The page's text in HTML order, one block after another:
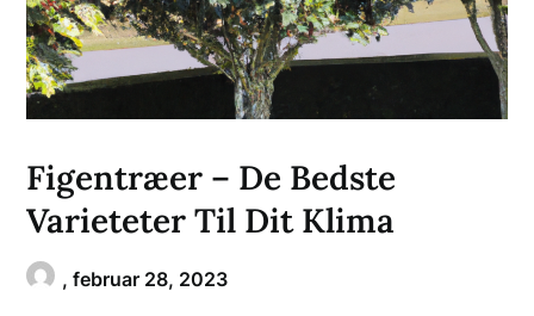
Figentræer – De Bedste
Varieteter Til Dit Klima
,februar 28, 2023